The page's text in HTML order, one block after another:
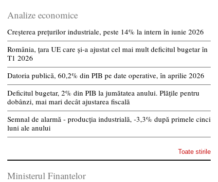
Analize economice
Creșterea prețurilor industriale, peste 14% la intern în iunie 2026
România, țara UE care și-a ajustat cel mai mult deficitul bugetar în
T1 2026
Datoria publică, 60,2% din PIB pe date operative, în aprilie 2026
Deficitul bugetar, 2% din PIB la jumătatea anului. Plățile pentru
dobânzi, mai mari decât ajustarea fiscală
Semnal de alarmă - producția industrială, -3,3% după primele cinci
luni ale anului
Toate stirile
Ministerul Finantelor